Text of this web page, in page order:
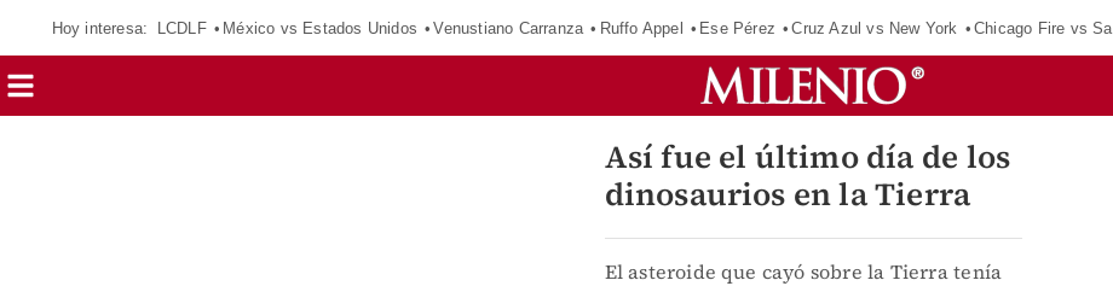
Hoy interesa: LCDLF México vs Estados Unidos Venustiano Carranza Ruffo Appel Ese Pérez Cruz Azul vs New York Chicago Fire vs
Así fue el último día de los
dinosaurios en la Tierra
El asteroide que cayó sobre la Tierra tenía